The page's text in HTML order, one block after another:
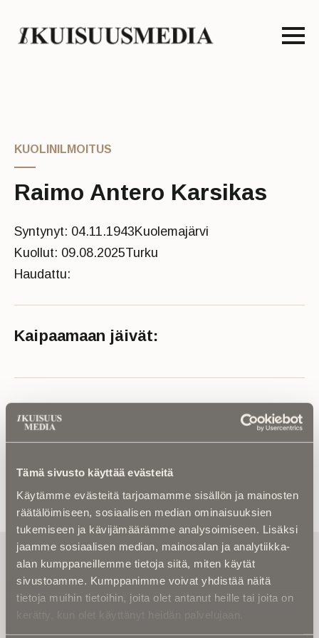
Tämä sivusto käyttää evästeitä
Käytämme evästeitä tarjoamamme sisällön ja mainosten
räätälöimiseen, sosiaalisen median ominaisuuksien
tukemiseen ja kävijämäärämme analysoimiseen. Lisäksi
jaamme sosiaalisen median, mainosalan ja analytiikka-
alan kumppaneillemme tietoja siitä, miten käytät
sivustoamme. Kumppanimme voivat yhdistää näitä
tietoja muihin tietoihin, joita olet antanut heille tai joita on
KUOLINILMOITUS
Raimo Antero Karsikas
Syntynyt: 04.11.1943Kuolemajärvi
Kuollut: 09.08.2025Turku
Haudattu:
Kaipaamaan jäivät:
Lue muistokirjoitus tai kuolinuutinen
Tilaa uutiskirje - Pääset heti parhaiden
artikkelien pariin!
Kirjoita alle sähköpostiosoitteesi niin saat kaksi kertaa